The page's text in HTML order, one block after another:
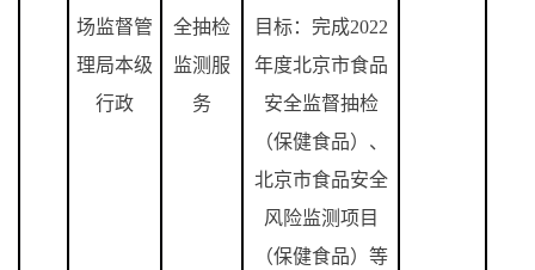
场监督管
理局本级
行政
全抽检
监测服
务
目标：完成2022
年度北京市食品
安全监督抽检
（保健食品）、
北京市食品安全
风险监测项目
（保健食品）等